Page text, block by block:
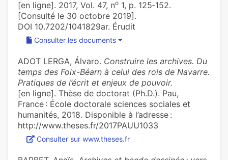
[en ligne]. 2017, Vol. 47, no 1, p. 125‑152.
[Consulté le 30 octobre 2019].
DOI 10.7202/1041829ar. Érudit
Consulter les documents
ADOT LERGA, Álvaro. Construire les archives. Du
temps des Foix-Béarn à celui des rois de Navarre.
Pratiques de l’écrit et enjeux de pouvoir.
[en ligne]. Thèse de doctorat (Ph.D.). Pau,
France : École doctorale sciences sociales et
humanités, 2018. Disponible à l’adresse :
http://www.theses.fr/2017PAUU1033
Consulter sur www.theses.fr